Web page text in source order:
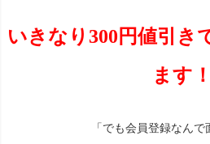
いきなり300円値引き
ます！
「でも会員登録なんで